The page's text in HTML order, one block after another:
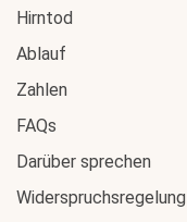
Hirntod
Ablauf
Zahlen
FAQs
Darüber sprechen
Widerspruchsregelung